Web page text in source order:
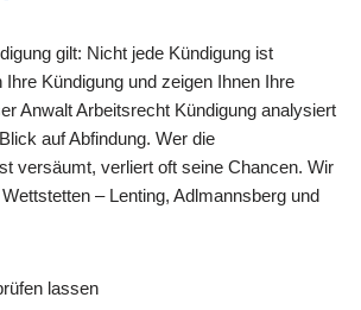
gilt: Nicht jede Kündigung ist
Kündigung und zeigen Ihnen Ihre
Anwalt Arbeitsrecht Kündigung analysiert
auf Abfindung. Wer die
versäumt, verliert oft seine Chancen. Wir
– Lenting, Adlmannsberg und
lassen